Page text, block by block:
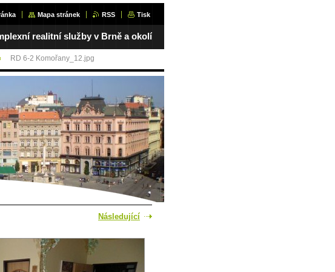
Mapa stránek RSS Tisk
realitní služby v Brně a okolí
RD 6-2 Komořany_12.jpg
Následující